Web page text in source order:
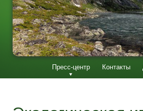
Пресс-центр Контакты